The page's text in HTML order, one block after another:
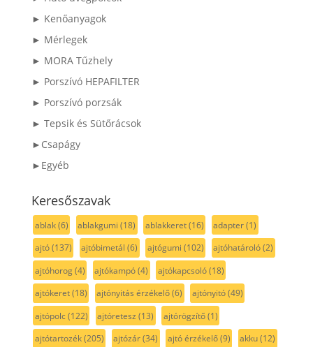
► Kenőanyagok
► Mérlegek
► MORA Tűzhely
► Porszívó HEPAFILTER
► Porszívó porzsák
► Tepsik és Sütőrácsok
►Csapágy
►Egyéb
Keresőszavak
ablak(6) ablakgumi (18) ablakkeret(16) adapter(1)
ajtó(137) ajtóbimetál (6) ajtógumi (102) ajtóhatároló(2)
ajtóhorog(4) ajtókampó(4) ajtókapcsoló(18)
ajtókeret(18) ajtónyitás érzékelő(6) ajtónyitó(49)
ajtópolc(122) ajtóretesz (13) ajtórögzítő(1)
ajtótartozék(205) ajtózár(34) ajtó érzékelő(9) akku(12)